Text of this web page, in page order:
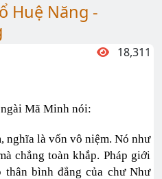
Huệ Năng -
18,311
Mã Minh nói:
nghĩa là vốn vô niệm. Nó như
chẳng toàn khắp. Pháp giới
bình đẳng của chư Như